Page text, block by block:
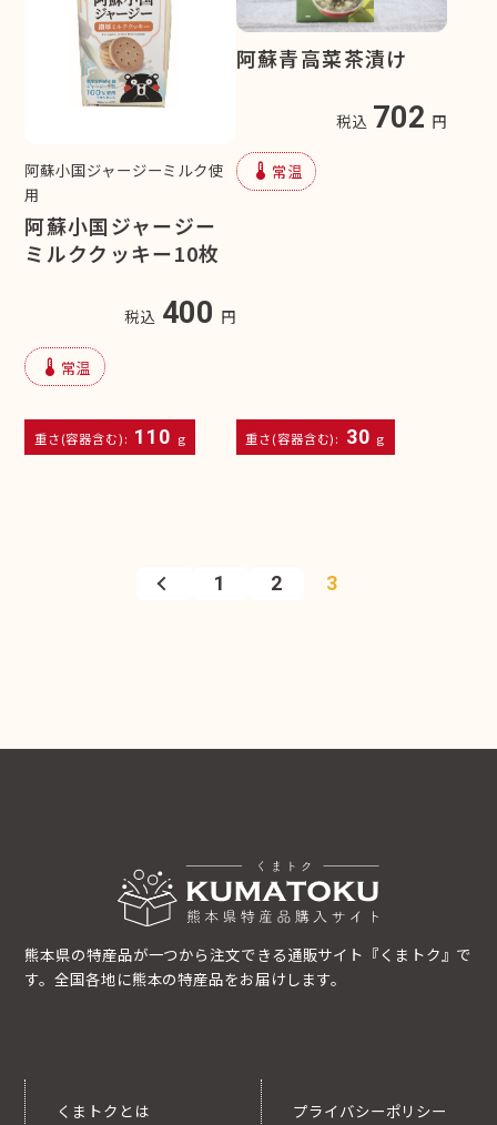
阿蘇小国ジャージーミルク使
用
阿蘇小国ジャージー
ミルククッキー10枚
税込 400 円
device_thermostat 常温
重さ(容器含む): 110 g
阿蘇青高菜茶漬け
税込 702 円
device_thermostat 常温
重さ(容器含む): 30 g
1 2 3
熊本県の特産品が一つから注文できる通販サイト『くまトク』で
す。全国各地に熊本の特産品をお届けします。
くまトクとは プライバシーポリシー